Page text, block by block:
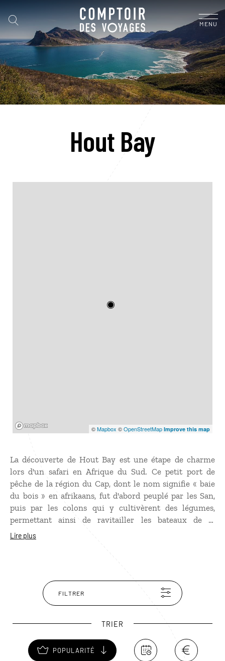
MENU
Hout Bay
©Mapbox ©OpenStreetMap Improve this map
La découverte de Hout Bay est une étape de charme
lors d'un safari en Afrique du Sud. Ce petit port de
pêche de la région du Cap, dont le nom signifie « baie
du bois » en afrikaans, fut d'abord peuplé par les San,
puis par les colons qui y cultivèrent des légumes,
permettant ainsi de ravitailler les bateaux de la
Compagnie néerlandaise des Indes orientales. Après
embarquez pour Duiker Island, un îlot habité par les
otaries et les oiseaux. Au large, admirez la vue sur la
baie et le Sentinel, une dent rocheuse pointée vers le
Chapman’s Peak Drive, l’une des plus belles routes
côtières au monde.
Lire plus
FILTRER
TRIER
POPULARITÉ